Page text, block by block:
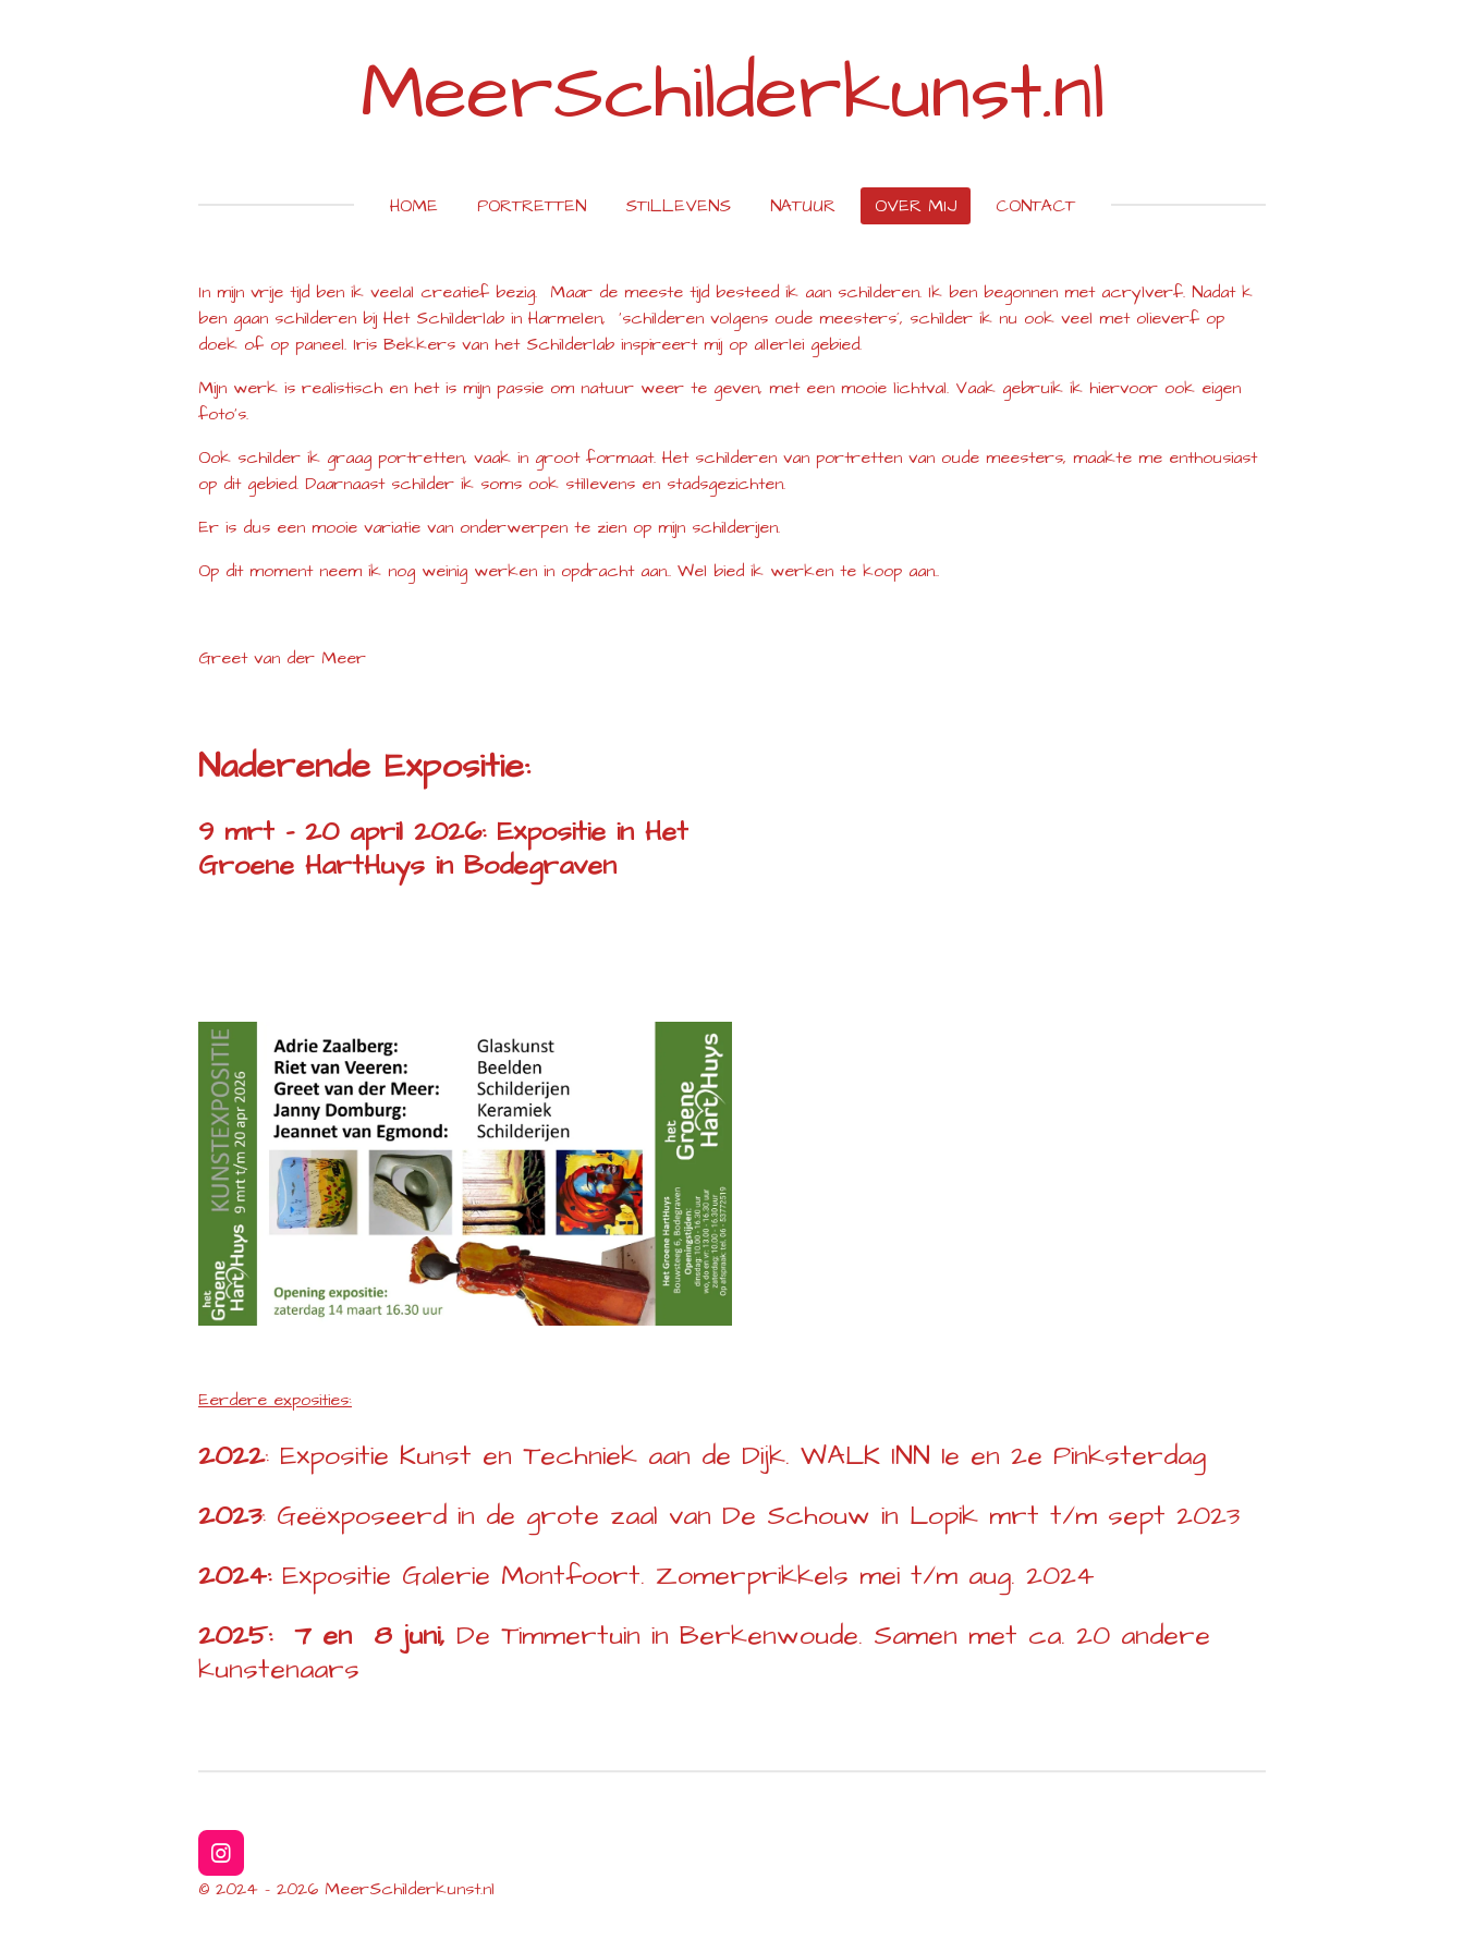
MeerSchilderkunst.nl
HOME PORTRETTEN STILLEVENS NATUUR OVER MIJ CONTACT
In mijn vrije tijd ben ik veelal creatief bezig. Maar de meeste tijd besteed ik aan schilderen. Ik ben begonnen met acrylverf. Nadat k
ben gaan schilderen bij Het Schilderlab in Harmelen, 'schilderen volgens oude meesters´, schilder ik nu ook veel met olieverf op
doek of op paneel. Iris Bekkers van het Schilderlab inspireert mij op allerlei gebied.
Mijn werk is realistisch en het is mijn passie om natuur weer te geven, met een mooie lichtval. Vaak gebruik ik hiervoor ook eigen
foto’s.
Ook schilder ik graag portretten, vaak in groot formaat. Het schilderen van portretten van oude meesters, maakte me enthousiast
op dit gebied. Daarnaast schilder ik soms ook stillevens en stadsgezichten.
Er is dus een mooie variatie van onderwerpen te zien op mijn schilderijen.
Op dit moment neem ik nog weinig werken in opdracht aan.. Wel bied ik werken te koop aan..
Greet van der Meer
Naderende Expositie:
9 mrt - 20 april 2026: Expositie in Het
Groene HartHuys in Bodegraven
Eerdere exposities:
2022: Expositie Kunst en Techniek aan de Dijk. WALK INN 1e en 2e Pinksterdag
2023: Geëxposeerd in de grote zaal van De Schouw in Lopik mrt t/m sept 2023
2024: Expositie Galerie Montfoort. Zomerprikkels mei t/m aug. 2024
2025: 7 en 8 juni, De Timmertuin in Berkenwoude. Samen met ca. 20 andere
kunstenaars
I
n
s
© 2024 - 2026 MeerSchilderkunst.nl